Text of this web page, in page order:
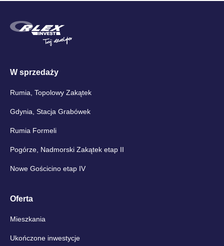
W sprzedaży
Rumia, Topolowy Zakątek
Gdynia, Stacja Grabówek
Rumia Formeli
Pogórze, Nadmorski Zakątek etap II
Nowe Gościcino etap IV
Oferta
Mieszkania
Ukończone inwestycje